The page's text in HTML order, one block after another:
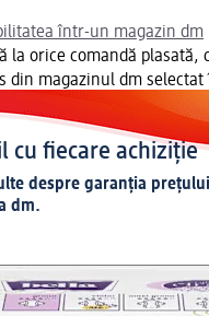
într-un magazin dm
la orice comandă plasată,
din magazinul dm
cu fiecare achiziție
despre garanția prețului
dm.